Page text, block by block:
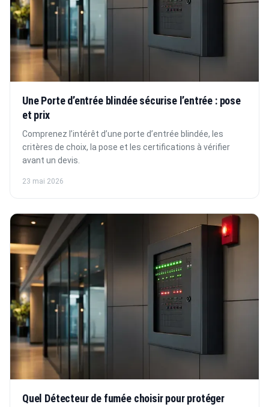
Une Porte d’entrée blindée sécurise l’entrée : pose
et prix
Comprenez l’intérêt d’une porte d’entrée blindée, les
critères de choix, la pose et les certifications à vérifier
avant un devis.
23 mai 2026
Quel Détecteur de fumée choisir pour protéger